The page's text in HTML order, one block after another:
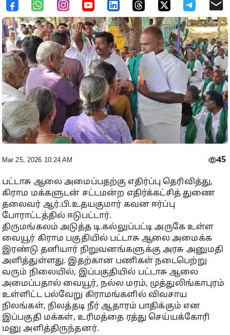
Mar 25, 2026 10:24 AM 45
பட்டாசு ஆலை அமைப்பதற்கு எதிர்ப்பு தெரிவித்து,
கிராம மக்களுடன் சட்டமன்ற எதிர்க்கட்சித் துணை
தலைவர் ஆர்.பி.உதயகுமார் கவன ஈர்ப்பு
போராட்டத்தில் ஈடுபட்டார்.
திருமங்கலம் அடுத்த டி.கல்லுப்பட்டி அருகே உள்ள
வையூர் கிராம பகுதியில் பட்டாசு ஆலை அமைக்க
இரண்டு தனியார் நிறுவனங்களுக்கு அரசு அனுமதி
அளித்துள்ளது. இதற்கான பணிகள் நடைபெற்று
வரும் நிலையில், இப்பகுதியில் பட்டாசு ஆலை
அமைப்பதால் வையூர், நல்ல மரம், முத்துலிங்காபுரம்
உள்ளிட்ட பல்வேறு கிராமங்களில் விவசாய
நிலங்கள், நிலத்தடி நீர் ஆதாரம் பாதிக்கும் என
இப்பகுதி மக்கள், உரிமத்தை ரத்து செய்யக்கோரி
மனு அளித்திருந்தனர்.